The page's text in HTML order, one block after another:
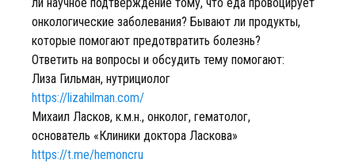
онкологические заболевания? Бывают ли продукты,
которые помогают предотвратить болезнь?
Ответить на вопросы и обсудить тему помогают:
Лиза Гильман, нутрициолог
https://lizahilman.com/
Михаил Ласков, к.м.н., онколог, гематолог,
основатель «Клиники доктора Ласкова»
https://t.me/hemoncru